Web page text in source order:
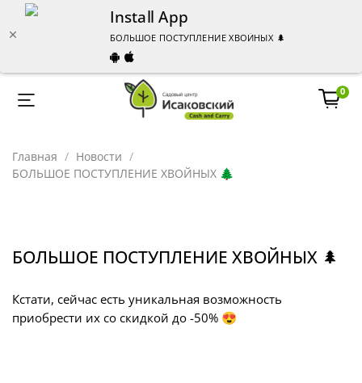
Install App
БОЛЬШОЕ ПОСТУПЛЕНИЕ ХВОЙНЫХ 🌲
0
Главная
Новости
БОЛЬШОЕ ПОСТУПЛЕНИЕ ХВОЙНЫХ 🌲
БОЛЬШОЕ ПОСТУПЛЕНИЕ ХВОЙНЫХ 🌲
Кстати, сейчас есть уникальная возможность
приобрести их со скидкой до -50% 😍